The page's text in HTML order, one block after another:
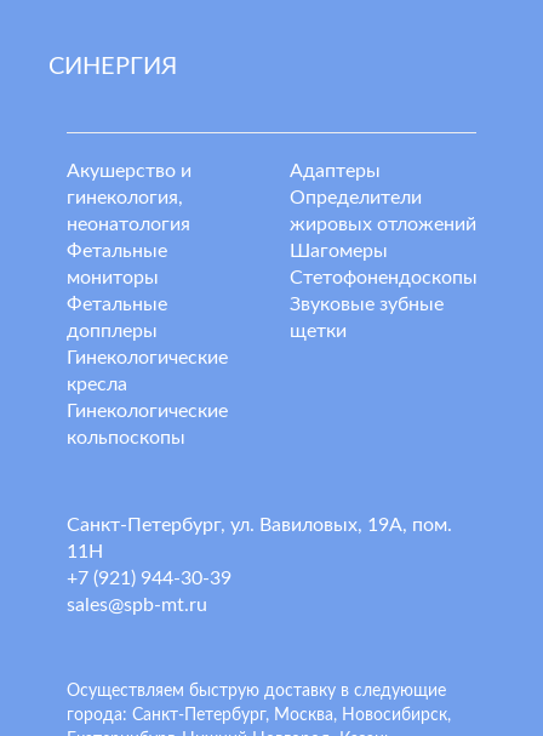
СИНЕРГИЯ
Акушерство и
гинекология,
неонатология
Фетальные
мониторы
Фетальные
допплеры
Гинекологические
кресла
Гинекологические
кольпоскопы
Адаптеры
Определители
жировых отложений
Шагомеры
Стетофонендоскопы
Звуковые зубные
щетки
Санкт-Петербург, ул. Вавиловых, 19А, пом.
11Н
+7 (921) 944-30-39
sales@spb-mt.ru
Осуществляем быструю доставку в следующие
города: Санкт-Петербург, Москва, Новосибирск,